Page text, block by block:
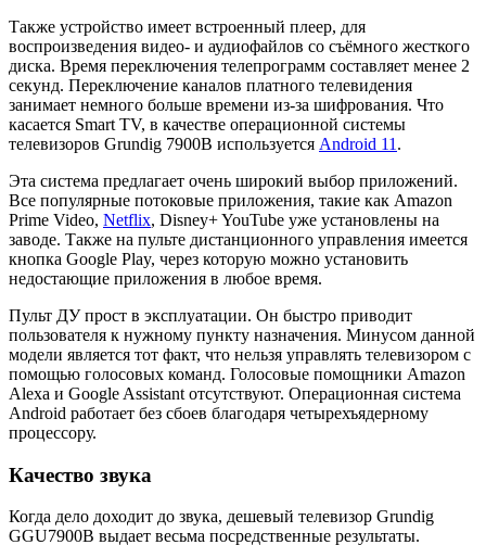
Также устройство имеет встроенный плеер, для
воспроизведения видео- и аудиофайлов со съёмного жесткого
диска. Время переключения телепрограмм составляет менее 2
секунд. Переключение каналов платного телевидения
занимает немного больше времени из-за шифрования. Что
касается Smart TV, в качестве операционной системы
телевизоров Grundig 7900B используется Android 11 .
Эта система предлагает очень широкий выбор приложений.
Все популярные потоковые приложения, такие как Amazon
Prime Video, Netflix, Disney+ YouTube уже установлены на
заводе. Также на пульте дистанционного управления имеется
кнопка Google Play, через которую можно установить
недостающие приложения в любое время.
Пульт ДУ прост в эксплуатации. Он быстро приводит
пользователя к нужному пункту назначения. Минусом данной
модели является тот факт, что нельзя управлять телевизором с
помощью голосовых команд. Голосовые помощники Amazon
Alexa и Google Assistant отсутствуют. Операционная система
Android работает без сбоев благодаря четырехъядерному
процессору.
Качество звука
Когда дело доходит до звука, дешевый телевизор Grundig
GGU7900B выдает весьма посредственные результаты.